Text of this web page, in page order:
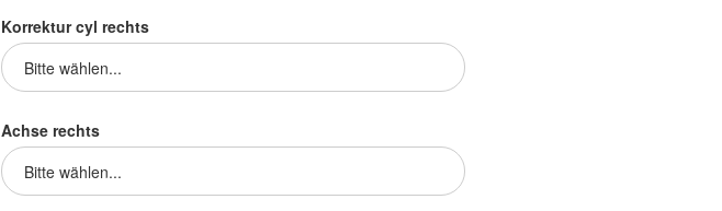
Korrektur cyl rechts
Achse rechts